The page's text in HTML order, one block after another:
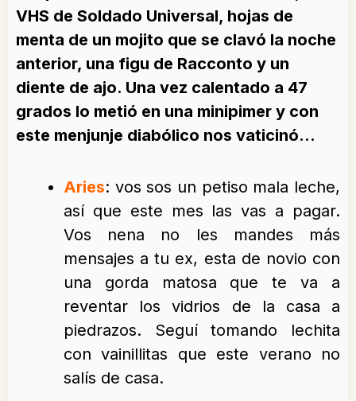
VHS de Soldado Universal, hojas de
menta de un mojito que se clavó la noche
anterior, una figu de Racconto y un
diente de ajo. Una vez calentado a 47
grados lo metió en una minipimer y con
este menjunje diabólico nos vaticinó…
Aries: vos sos un petiso mala leche,
así que este mes las vas a pagar.
Vos nena no les mandes más
mensajes a tu ex, esta de novio con
una gorda matosa que te va a
reventar los vidrios de la casa a
piedrazos. Seguí tomando lechita
con vainillitas que este verano no
salís de casa.